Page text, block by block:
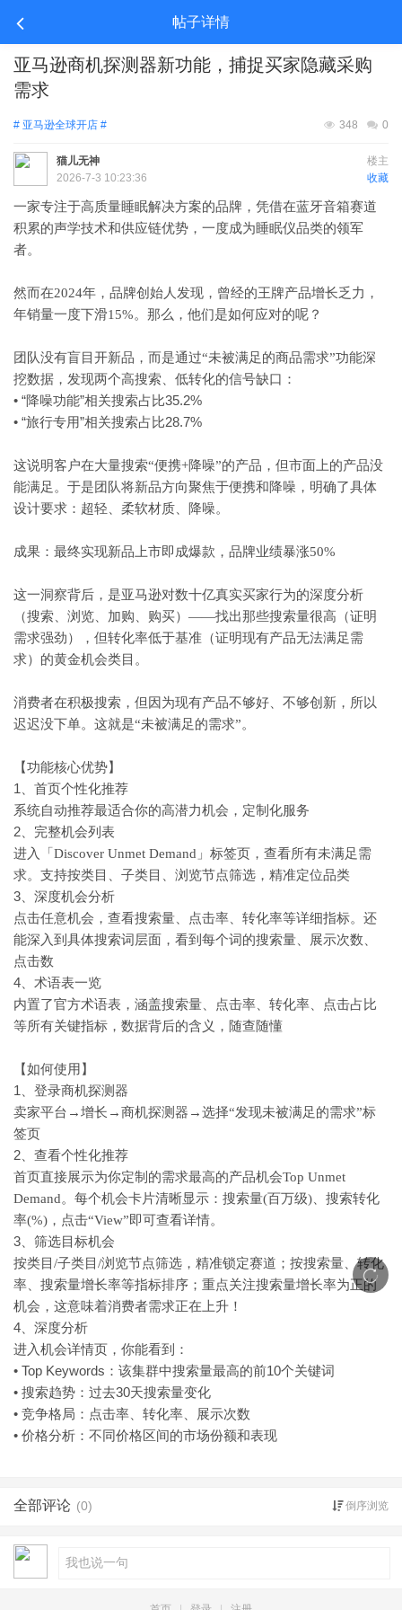
帖子详情
亚马逊商机探测器新功能，捕捉买家隐藏采购
需求
# 亚马逊全球开店 # 0
348
楼主
猫儿无神
收藏
2026-7-3 10:23:36
一家专注于高质量睡眠解决方案的品牌，凭借在蓝牙音箱赛道
积累的声学技术和供应链优势，一度成为睡眠仪品类的领军
者。
然而在2024年，品牌创始人发现，曾经的王牌产品增长乏力，
年销量一度下滑15%。那么，他们是如何应对的呢？
团队没有盲目开新品，而是通过“未被满足的商品需求”功能深
挖数据，发现两个高搜索、低转化的信号缺口：
• “降噪功能”相关搜索占比35.2%
• “旅行专用”相关搜索占比28.7%
这说明客户在大量搜索“便携+降噪”的产品，但市面上的产品没
能满足。于是团队将新品方向聚焦于便携和降噪，明确了具体
设计要求：超轻、柔软材质、降噪。
成果：最终实现新品上市即成爆款，品牌业绩暴涨50%
这一洞察背后，是亚马逊对数十亿真实买家行为的深度分析
（搜索、浏览、加购、购买） ——找出那些搜索量很高（证明
需求强劲），但转化率低于基准（证明现有产品无法满足需
求）的黄金机会类目。
消费者在积极搜索，但因为现有产品不够好、不够创新，所以
迟迟没下单。这就是“未被满足的需求”。
【功能核心优势】
1、首页个性化推荐
系统自动推荐最适合你的高潜力机会，定制化服务
2、完整机会列表
进入「 Discover Unmet Demand」标签页，查看所有未满足需
求。支持按类目、子类目、浏览节点筛选，精准定位品类
3、深度机会分析
点击任意机会，查看搜索量、点击率、转化率等详细指标。还
能深入到具体搜索词层面，看到每个词的搜索量、展示次数、
点击数
4、术语表一览
内置了官方术语表，涵盖搜索量、点击率、转化率、点击占比
等所有关键指标，数据背后的含义，随查随懂
【如何使用】
1、登录商机探测器
卖家平台 →增长→商机探测器→选择“发现未被满足的需求”标
签页
2、查看个性化推荐
首页直接展示为你定制的需求最高的产品机会Top Unmet
Demand。每个机会卡片清晰显示：搜索量(百万级)、搜索转化
率(%)，点击“View”即可查看详情。
3、筛选目标机会
按类目 /子类目/浏览节点筛选，精准锁定赛道；按搜索量、转化
率、搜索量增长率等指标排序；重点关注搜索量增长率为正的
机会，这意味着消费者需求正在上升！
4、深度分析
进入机会详情页，你能看到：
• Top Keywords：该集群中搜索量最高的前10个关键词
• 搜索趋势：过去30天搜索量变化
• 竞争格局：点击率、转化率、展示次数
• 价格分析：不同价格区间的市场份额和表现
全部评论 (0) 倒序浏览